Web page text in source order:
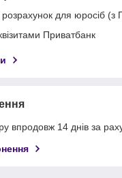
розрахунок для юросіб
Приватбанк
впродовж 14 днів за